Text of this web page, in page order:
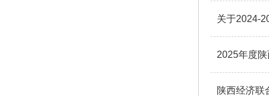
关于2024-
2025年度
陕西经济联